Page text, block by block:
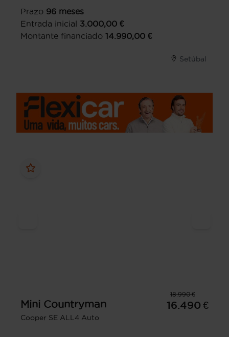
Prazo 96 meses
Entrada inicial 3.000,00 €
Montante financiado 14.990,00 €
Setúbal
18.990 €
Mini Countryman
Cooper SE ALL4 Auto
16.490 €